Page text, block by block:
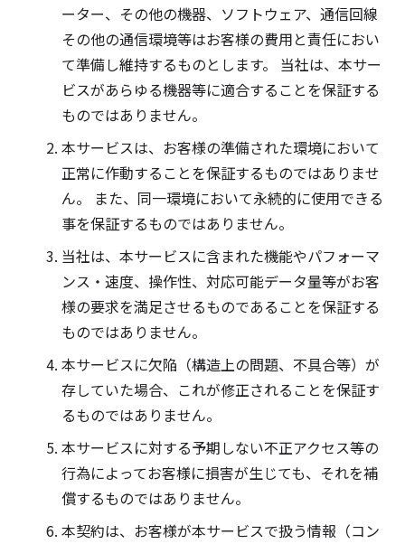
ーター、その他の機器、ソフトウェア、通信回線
その他の通信環境等はお客様の費用と責任におい
て準備し維持するものとします。 当社は、本サー
ビスがあらゆる機器等に適合することを保証する
ものではありません。
本サービスは、お客様の準備された環境において
正常に作動することを保証するものではありませ
ん。 また、同一環境において永続的に使用できる
事を保証するものではありません。
当社は、本サービスに含まれた機能やパフォーマ
ンス・速度、操作性、対応可能データ量等がお客
様の要求を満足させるものであることを保証する
ものではありません。
本サービスに欠陥（構造上の問題、不具合等）が
存していた場合、これが修正されることを保証す
るものではありません。
本サービスに対する予期しない不正アクセス等の
行為によってお客様に損害が生じても、それを補
償するものではありません。
本契約は、お客様が本サービスで扱う情報（コン